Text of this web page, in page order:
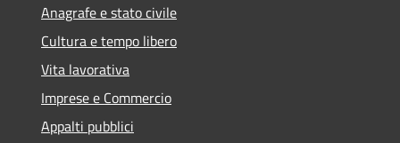
Anagrafe e stato civile
Cultura e tempo libero
Vita lavorativa
Imprese e Commercio
Appalti pubblici